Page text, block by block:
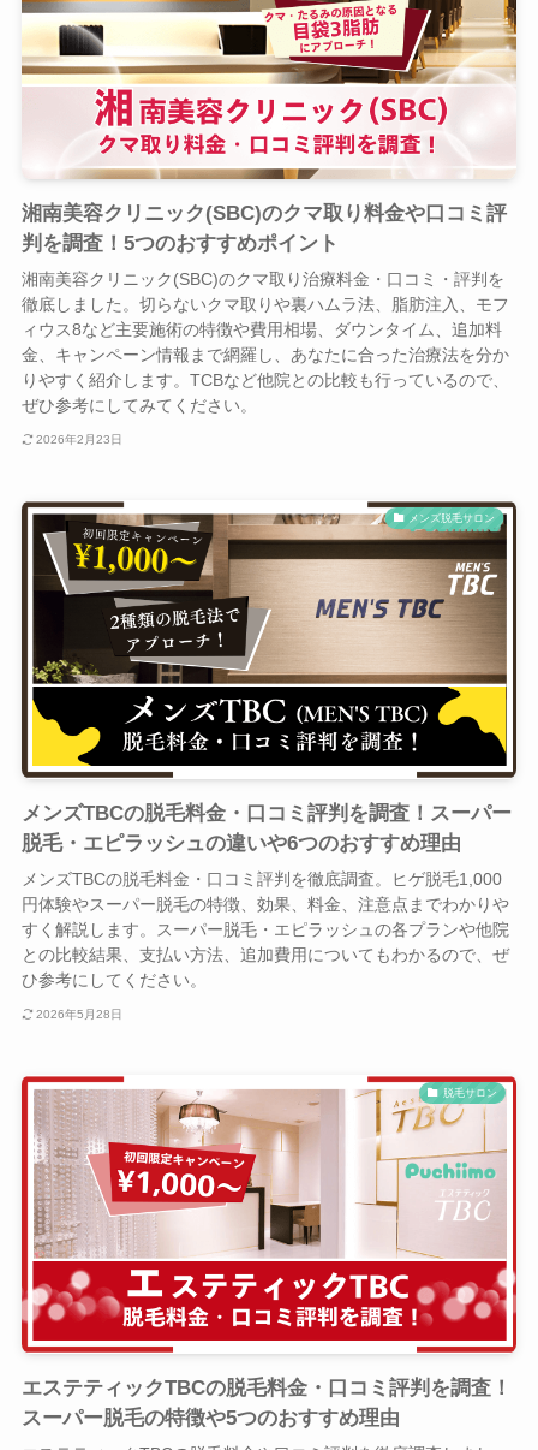
湘南美容クリニック(SBC)のクマ取り料金や口コミ評
判を調査！5つのおすすめポイント
湘南美容クリニック(SBC)のクマ取り治療料金・口コミ・評判を
徹底しました。切らないクマ取りや裏ハムラ法、脂肪注入、モフ
ィウス8など主要施術の特徴や費用相場、ダウンタイム、追加料
金、キャンペーン情報まで網羅し、あなたに合った治療法を分か
りやすく紹介します。TCBなど他院との比較も行っているので、
ぜひ参考にしてみてください。
2026年2月23日
メンズ脱毛サロン
メンズTBCの脱毛料金・口コミ評判を調査！スーパー
脱毛・エピラッシュの違いや6つのおすすめ理由
メンズTBCの脱毛料金・口コミ評判を徹底調査。ヒゲ脱毛1,000
円体験やスーパー脱毛の特徴、効果、料金、注意点までわかりや
すく解説します。スーパー脱毛・エピラッシュの各プランや他院
との比較結果、支払い方法、追加費用についてもわかるので、ぜ
ひ参考にしてください。
2026年5月28日
脱毛サロン
エステティックTBCの脱毛料金・口コミ評判を調査！
スーパー脱毛の特徴や5つのおすすめ理由